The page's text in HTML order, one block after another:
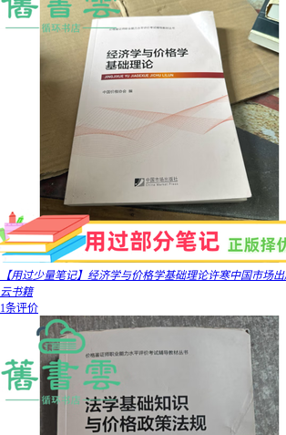
【用过少量笔记】经济学与价格学基础理论许寒中国市场出
云书籍
1条评价